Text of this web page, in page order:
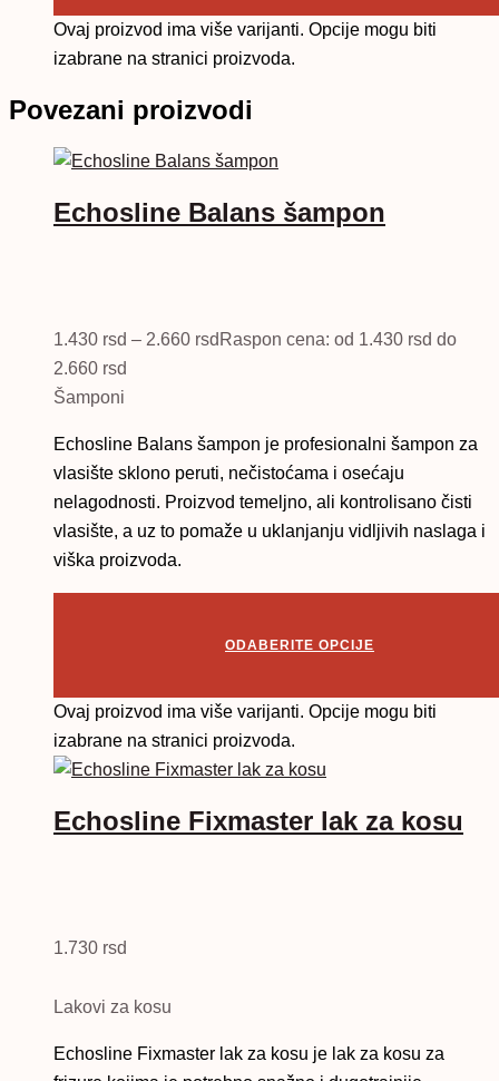
Ovaj proizvod ima više varijanti. Opcije mogu biti
izabrane na stranici proizvoda.
Povezani proizvodi
Echosline Balans šampon
1.430 rsd – 2.660 rsd Raspon cena: od 1.430 rsd do
2.660 rsd
Šamponi
Echosline Balans šampon je profesionalni šampon za
vlasište sklono peruti, nečistoćama i osećaju
nelagodnosti. Proizvod temeljno, ali kontrolisano čisti
vlasište, a uz to pomaže u uklanjanju vidljivih naslaga i
viška proizvoda.
ODABERITE OPCIJE
Ovaj proizvod ima više varijanti. Opcije mogu biti
izabrane na stranici proizvoda.
Echosline Fixmaster lak za kosu
1.730 rsd
Lakovi za kosu
Echosline Fixmaster lak za kosu je lak za kosu za